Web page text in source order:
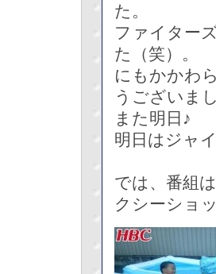
た。
ファイター
た（笑）。
にもかかわ
うございま
また明日♪
明日はジャ
では、番組
クシーショ